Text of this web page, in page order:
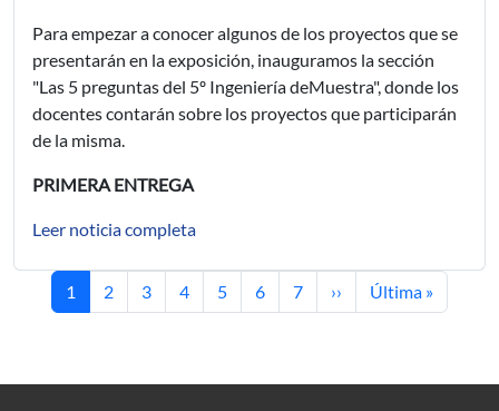
Para empezar a conocer algunos de los proyectos que se
presentarán en la exposición, inauguramos la sección
"Las 5 preguntas del 5º Ingeniería deMuestra", donde los
docentes contarán sobre los proyectos que participarán
de la misma.
PRIMERA ENTREGA
Leer noticia completa
Current page
1 Page
2 Page
3 Page
4 Page
5 Page
6 Page
7 Next page
›› Last page
Última »